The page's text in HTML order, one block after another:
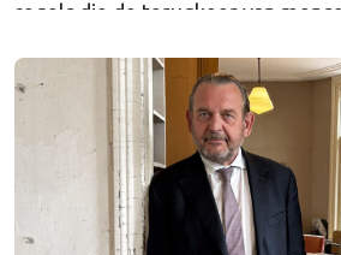
regels die de terugkeer van
zoveel ophef op?